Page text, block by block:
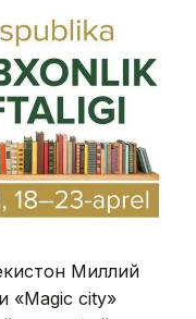
Миллий
«Magic city»